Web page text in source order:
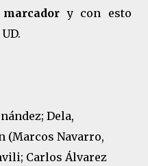
y con esto
Dela,
(Marcos Navarro,
Carlos Álvarez